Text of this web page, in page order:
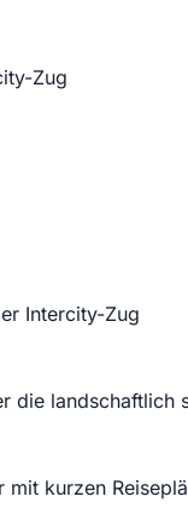
Zug
Intercity-Zug
die landschaftlich
mit kurzen